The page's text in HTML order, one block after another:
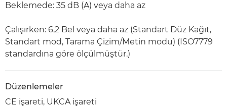
Beklemede: 35 dB (A) veya daha az
Çalışırken: 6,2 Bel veya daha az (Standart Düz Kağıt,
Standart mod, Tarama Çizim/Metin modu) (ISO7779
standardına göre ölçülmüştür.)
Düzenlemeler
CE işareti, UKCA işareti